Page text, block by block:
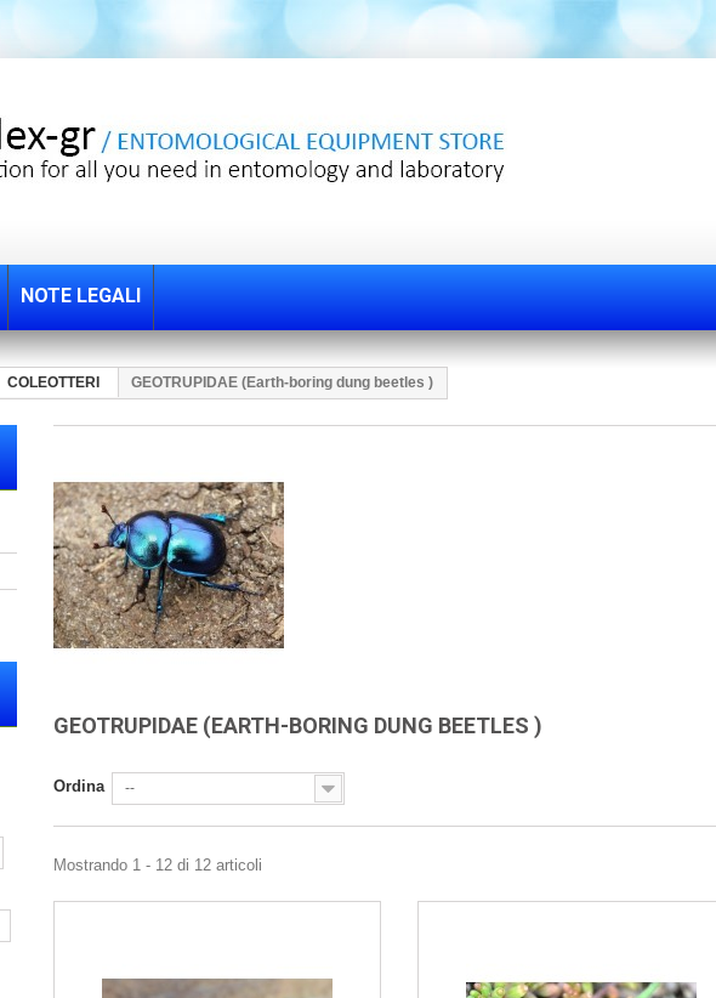
NOTE LEGALI
COLEOTTERI GEOTRUPIDAE (Earth-boring dung beetles )
GEOTRUPIDAE (EARTH-BORING DUNG BEETLES )
Ordina --
Mostrando 1 - 12 di 12 articoli